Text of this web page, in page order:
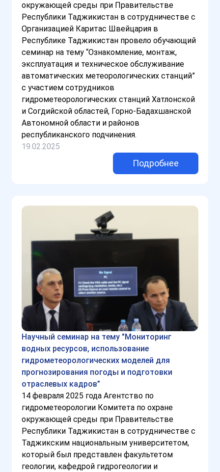
окружающей среды при Правительстве
Республики Таджикистан в сотрудничестве с
Организацией Каритас Швейцария в
Республике Таджикистан провело обучающий
семинар на тему “Ознакомление, монтаж,
эксплуатация и техническое обслуживание
автоматических метеорологических станций”
с участием сотрудников
гидрометеорологических станций Хатлонской
и Согдийской областей, Горно-Бадахшанской
Автономной области и районов
республиканского подчинения.
19.02.2025
Подробнее
Научный семинар на тему "Мониторинг
водных ресурсов, использование
гидрометеорологических моделей для
прогнозирования погоды и подготовки
отраслевых кадров”
14 февраля 2025 года Агентство по
гидрометеорологии Комитета по охране
окружающей среды при Правительстве
Республики Таджикистан в сотрудничестве с
Таджикским национальным университетом,
который был представлен факультетом
геологии, кафедрой гидрогеологии и